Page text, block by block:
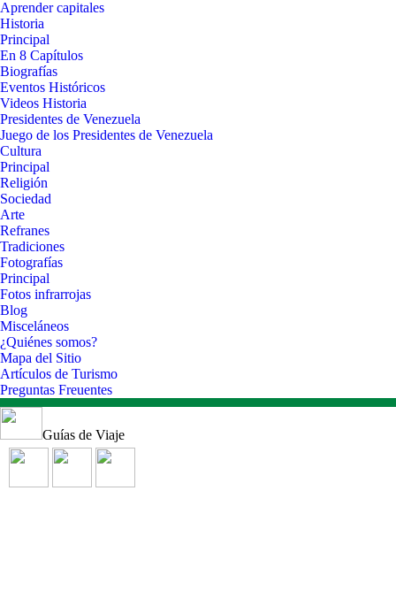
Aprender capitales
Historia
Principal
En 8 Capítulos
Biografías
Eventos Históricos
Videos Historia
Presidentes de Venezuela
Juego de los Presidentes de Venezuela
Cultura
Principal
Religión
Sociedad
Arte
Refranes
Tradiciones
Fotografías
Principal
Fotos infrarrojas
Blog
Misceláneos
¿Quiénes somos?
Mapa del Sitio
Artículos de Turismo
Preguntas Freuentes
Guías de Viaje